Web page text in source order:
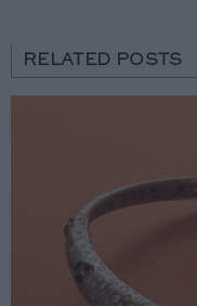
RELATED POSTS